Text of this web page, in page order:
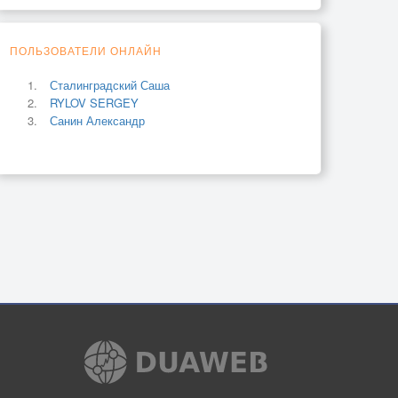
ПОЛЬЗОВАТЕЛИ ОНЛАЙН
Сталинградский Саша
RYLOV SERGEY
Санин Александр